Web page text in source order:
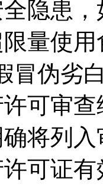
隐患
量使
冒伪劣
可审
将列
可证